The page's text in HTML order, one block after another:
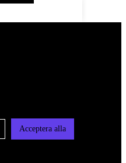
Acceptera alla